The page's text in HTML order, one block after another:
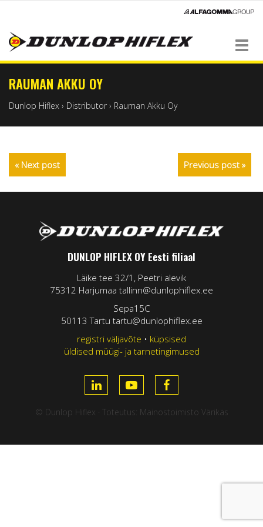
Navigation
RAUMAN AKKU OY
Dunlop Hiflex › Distributor › Rauman Akku Oy
Previous post »
« Next post
DUNLOP HIFLEX OY Eesti filiaal
Läike tee 32/1, Peetri alevik
75312 Harjumaa tallinn@dunlophiflex.ee
Sepa15C
50113 Tartu tartu@dunlophiflex.ee
registri väljavõte • küpsised
üldised müügi- ja tarnetingimused
© Dunlop Hiflex · Toteutus: Mainostoimisto Värikäs